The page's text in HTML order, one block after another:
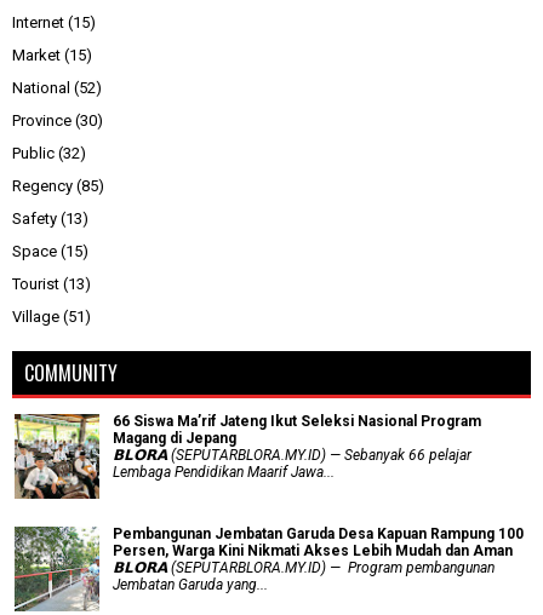
Internet (15)
Market (15)
National (52)
Province (30)
Public (32)
Regency (85)
Safety (13)
Space (15)
Tourist (13)
Village (51)
COMMUNITY
66 Siswa Ma’rif Jateng Ikut Seleksi Nasional Program
Magang di Jepang
𝗕𝗟𝗢𝗥𝗔 (SEPUTARBLORA.MY.ID) — Sebanyak 66 pelajar
Lembaga Pendidikan Maarif Jawa...
Pembangunan Jembatan Garuda Desa Kapuan Rampung 100
Persen, Warga Kini Nikmati Akses Lebih Mudah dan Aman
𝗕𝗟𝗢𝗥𝗔 (SEPUTARBLORA.MY.ID) — Program pembangunan
Jembatan Garuda yang...